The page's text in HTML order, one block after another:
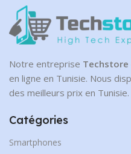
2 To
Notre entreprise Techstore
en ligne en Tunisie. Nous
des meilleurs prix en Tunisie.
Catégories
Smartphones